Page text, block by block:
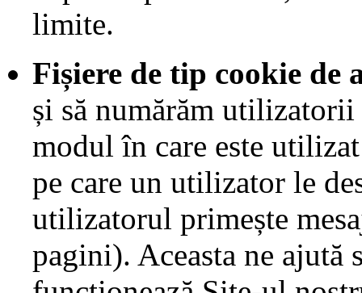
limite.
Fișiere de tip cookie de
și să numărăm
modul în care este
pe care un utilizator le
utilizatorul primește
pagini). Aceasta ne ajută